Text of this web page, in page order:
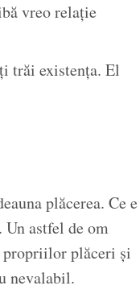
vreo relație
trăi existența. El
plăcerea. Ce e
Un astfel de om
plăceri și
nevalabil.